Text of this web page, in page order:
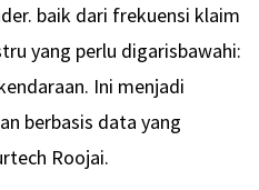
baik dari frekuensi klaim
yang perlu digarisbawahi:
Ini menjadi
berbasis data yang
Roojai.